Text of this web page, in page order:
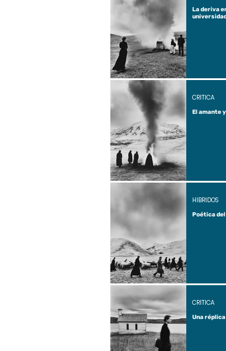
La deriva
El amante
CRÍTICA
Poética
HÍBRIDOS
Una réplica
CRÍTICA